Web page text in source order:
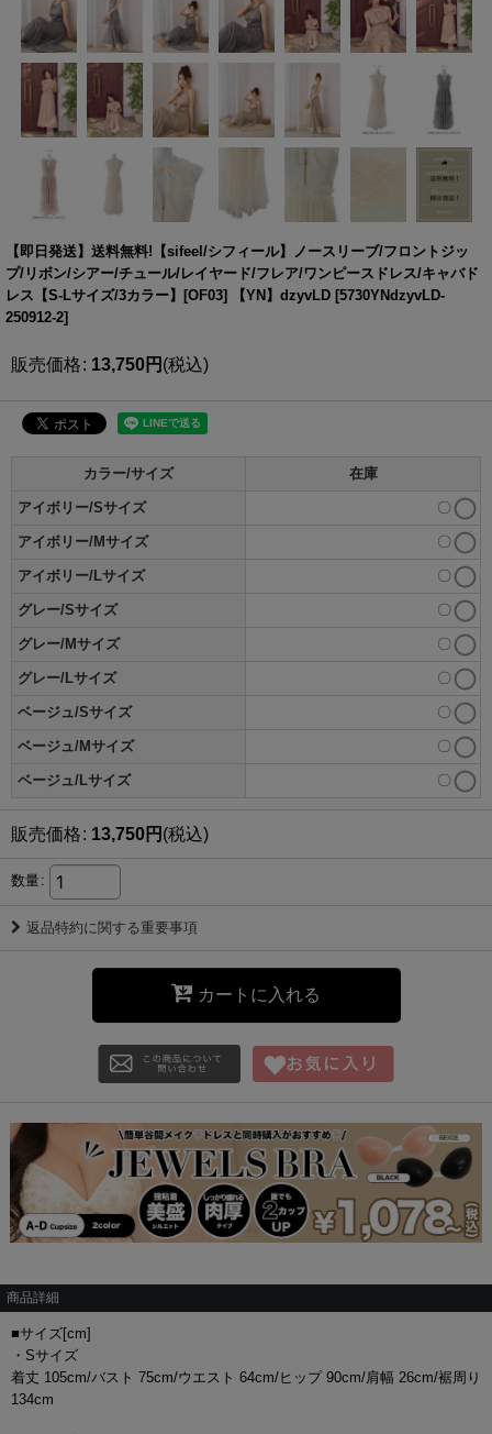
【即日発送】送料無料!【sifeel/シフィール】ノースリーブ/フロントジッ
プ/リボン/シアー/チュール/レイヤード/フレア/ワンピースドレス/キャバド
レス【S-Lサイズ/3カラー】[OF03] 【YN】dzyvLD [5730YNdzyvLD-
250912-2]
販売価格: 13,750円 (税込)
カラー/サイズ 在庫
アイボリー/Sサイズ 〇
アイボリー/Mサイズ 〇
アイボリー/Lサイズ 〇
グレー/Sサイズ 〇
グレー/Mサイズ 〇
グレー/Lサイズ 〇
ベージュ/Sサイズ 〇
ベージュ/Mサイズ 〇
ベージュ/Lサイズ 〇
販売価格: 13,750円 (税込)
数量:
返品特約に関する重要事項
カートに入れる
商品詳細
■サイズ[cm]
・Sサイズ
着丈 105cm/バスト 75cm/ウエスト 64cm/ヒップ 90cm/肩幅 26cm/裾周り
134cm